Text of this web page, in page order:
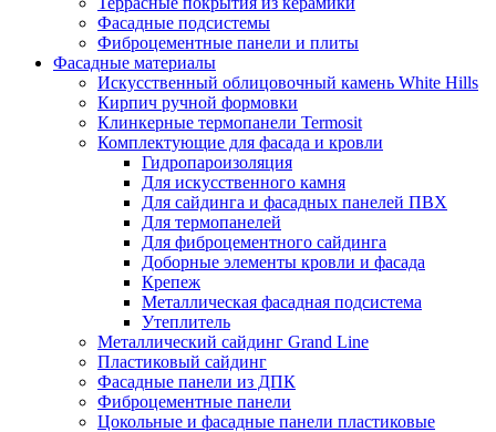
Фасадные подсистемы
Фиброцементные панели и плиты
Фасадные материалы
Искусственный облицовочный камень White Hills
Кирпич ручной формовки
Клинкерные термопанели Termosit
Комплектующие для фасада и кровли
Гидропароизоляция
Для искусственного камня
Для сайдинга и фасадных панелей ПВХ
Для термопанелей
Для фиброцементного сайдинга
Доборные элементы кровли и фасада
Крепеж
Металлическая фасадная подсистема
Утеплитель
Металлический сайдинг Grand Line
Пластиковый сайдинг
Фасадные панели из ДПК
Фиброцементные панели
Цокольные и фасадные панели пластиковые